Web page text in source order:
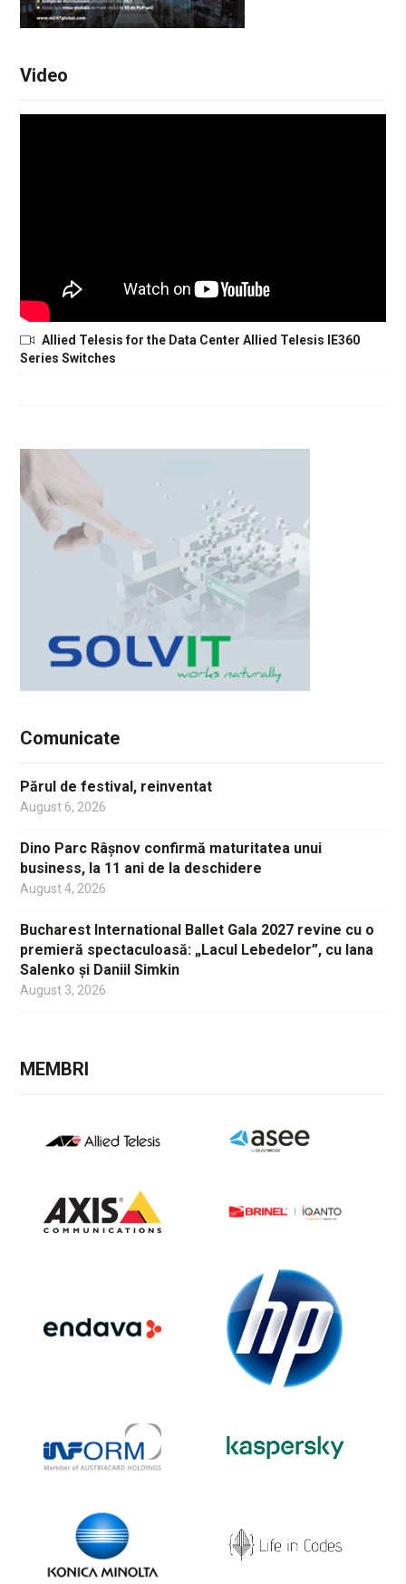
Video
Allied Telesis for the Data Center Allied Telesis IE360
Series Switches
Comunicate
Părul de festival, reinventat
August 6, 2026
Dino Parc Râșnov confirmă maturitatea unui
business, la 11 ani de la deschidere
August 4, 2026
Bucharest International Ballet Gala 2027 revine cu o
premieră spectaculoasă: „Lacul Lebedelor”, cu Iana
Salenko și Daniil Simkin
August 3, 2026
MEMBRI